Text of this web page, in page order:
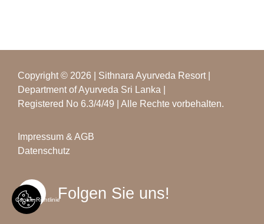
Cookie Richtlinie
Copyright © 2026 | Sithnara Ayurveda Resort |
Department of Ayurveda Sri Lanka |
Registered No 6.3/4/49 | Alle Rechte vorbehalten.
Impressum & AGB
Datenschutz
Folgen Sie uns!